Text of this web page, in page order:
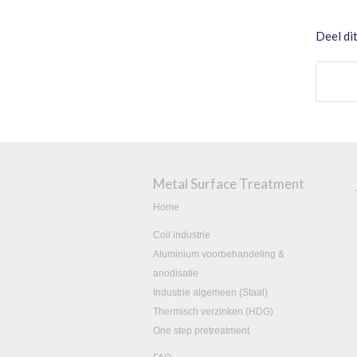
Deel
Metal Surface Treatment
Home
Coil industrie
Aluminium voorbehandeling &
anodisatie
Industrie algemeen (Staal)
Thermisch verzinken (HDG)
One step pretreatment